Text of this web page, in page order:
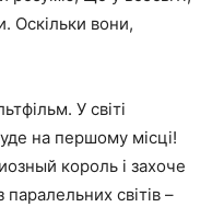
Оскільки вони,
У світі
на першому місці!
король і захоче
паралельних світів –